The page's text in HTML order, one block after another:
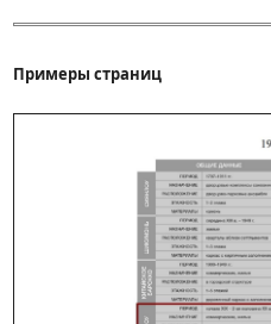
Примеры страниц